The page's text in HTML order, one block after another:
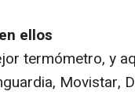
ellos
termómetro, y
Movistar,